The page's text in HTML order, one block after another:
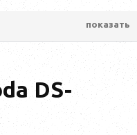
показать
DS-